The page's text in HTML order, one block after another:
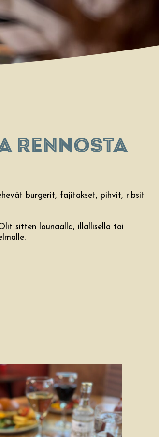
RENNOSTA
burgerit, fajitakset, pihvit, ribsit
sitten lounaalla, illallisella tai